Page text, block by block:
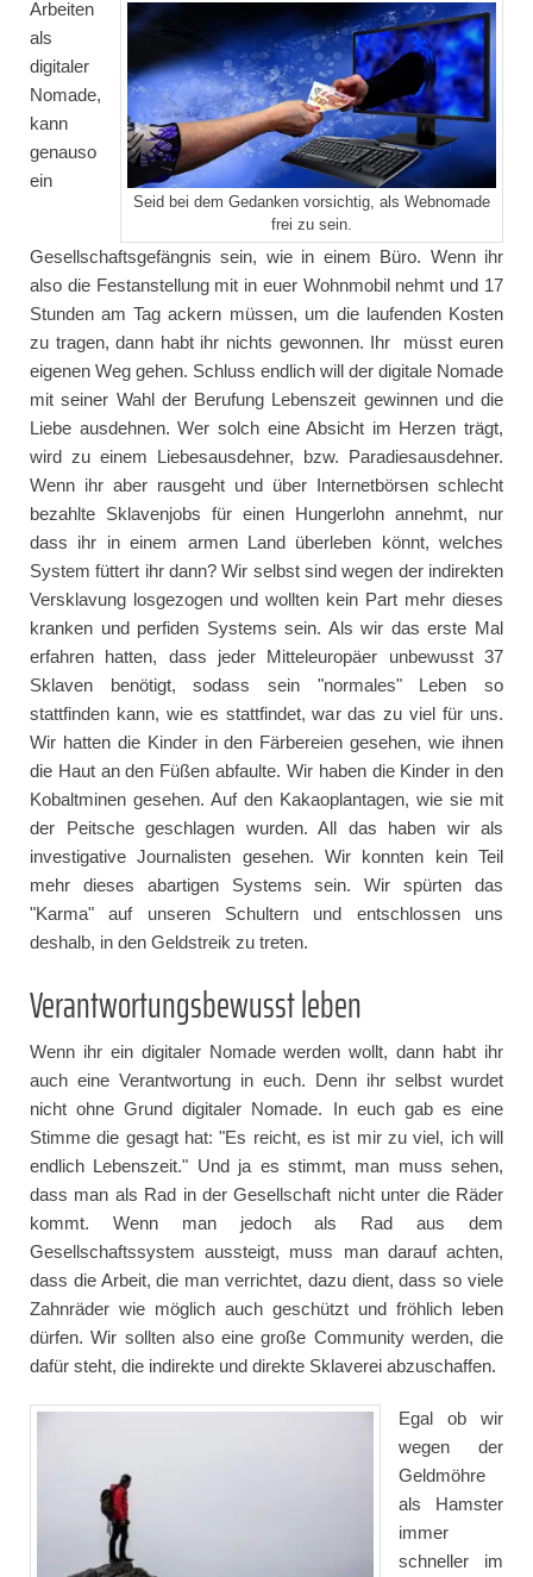
Seid bei dem Gedanken vorsichtig, als Webnomade
frei zu sein.
Arbeiten
als
digitaler
Nomade,
kann
genauso
ein
Gesellschaftsgefängnis sein, wie in einem Büro. Wenn ihr
also die Festanstellung mit in euer Wohnmobil nehmt und 17
Stunden am Tag ackern müssen, um die laufenden Kosten
zu tragen, dann habt ihr nichts gewonnen. Ihr müsst euren
eigenen Weg gehen. Schluss endlich will der digitale Nomade
mit seiner Wahl der Berufung Lebenszeit gewinnen und die
Liebe ausdehnen. Wer solch eine Absicht im Herzen trägt,
wird zu einem Liebesausdehner, bzw. Paradiesausdehner.
Wenn ihr aber rausgeht und über Internetbörsen schlecht
bezahlte Sklavenjobs für einen Hungerlohn annehmt, nur
dass ihr in einem armen Land überleben könnt, welches
System füttert ihr dann? Wir selbst sind wegen der indirekten
Versklavung losgezogen und wollten kein Part mehr dieses
kranken und perfiden Systems sein. Als wir das erste Mal
erfahren hatten, dass jeder Mitteleuropäer unbewusst 37
Sklaven benötigt, sodass sein "normales" Leben so
stattfinden kann, wie es stattfindet, war das zu viel für uns.
Wir hatten die Kinder in den Färbereien gesehen, wie ihnen
die Haut an den Füßen abfaulte. Wir haben die Kinder in den
Kobaltminen gesehen. Auf den Kakaoplantagen, wie sie mit
der Peitsche geschlagen wurden. All das haben wir als
investigative Journalisten gesehen. Wir konnten kein Teil
mehr dieses abartigen Systems sein. Wir spürten das
"Karma" auf unseren Schultern und entschlossen uns
deshalb, in den Geldstreik zu treten.
Verantwortungsbewusst leben
Wenn ihr ein digitaler Nomade werden wollt, dann habt ihr
auch eine Verantwortung in euch. Denn ihr selbst wurdet
nicht ohne Grund digitaler Nomade. In euch gab es eine
Stimme die gesagt hat: "Es reicht, es ist mir zu viel, ich will
endlich Lebenszeit." Und ja es stimmt, man muss sehen,
dass man als Rad in der Gesellschaft nicht unter die Räder
kommt. Wenn man jedoch als Rad aus dem
Gesellschaftssystem aussteigt, muss man darauf achten,
dass die Arbeit, die man verrichtet, dazu dient, dass so viele
Zahnräder wie möglich auch geschützt und fröhlich leben
dürfen. Wir sollten also eine große Community werden, die
dafür steht, die indirekte und direkte Sklaverei abzuschaffen.
Egal ob wir
wegen der
Geldmöhre
als Hamster
immer
schneller im